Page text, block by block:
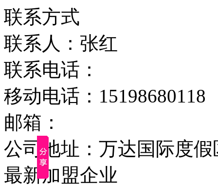
联系方式
联系人：张红
联系电话：
移动电话：15198680118
邮箱：
公司地址：万达国际度假
最新加盟企业